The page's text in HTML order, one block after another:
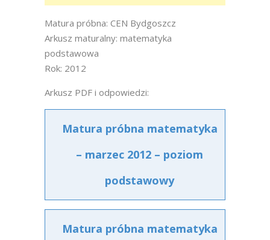
Matura próbna: CEN Bydgoszcz
Arkusz maturalny: matematyka
podstawowa
Rok: 2012
Arkusz PDF i odpowiedzi:
Matura próbna matematyka
– marzec 2012 – poziom
podstawowy
Matura próbna matematyka